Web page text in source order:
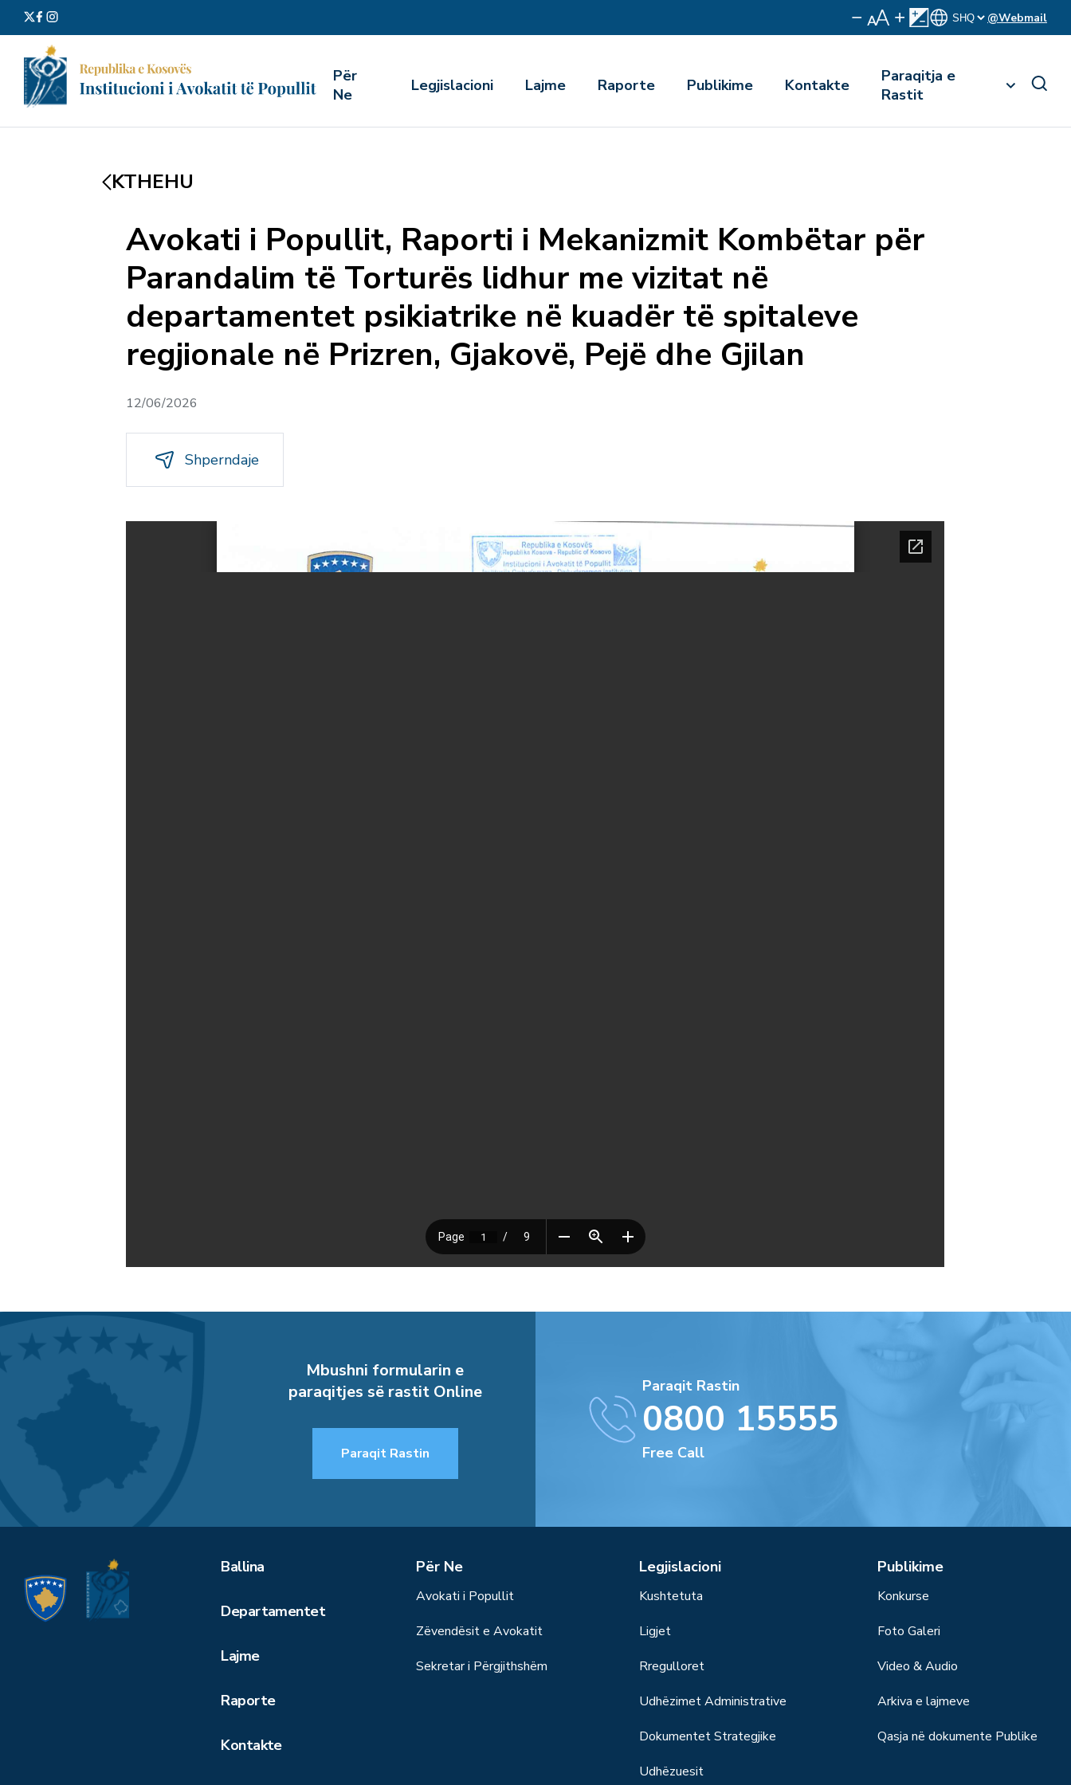
@Webmail
Për
Ne
Legjislacioni Lajme Raporte Publikime Kontakte
Paraqitja e
Rastit
KTHEHU
Avokati i Popullit, Raporti i Mekanizmit Kombëtar për
Parandalim të Torturës lidhur me vizitat në
departamentet psikiatrike në kuadër të spitaleve
regjionale në Prizren, Gjakovë, Pejë dhe Gjilan
12/06/2026
Shperndaje
Mbushni formularin e
paraqitjes së rastit Online
Paraqit Rastin
Paraqit Rastin
0800 15555
Free Call
Ballina
Departamentet
Lajme
Raporte
Kontakte
Për Ne
Avokati i Popullit
Zëvendësit e Avokatit
Sekretar i Përgjithshëm
Legjislacioni
Kushtetuta
Ligjet
Rregulloret
Udhëzimet Administrative
Dokumentet Strategjike
Udhëzuesit
Publikime
Konkurse
Foto Galeri
Video & Audio
Arkiva e lajmeve
Qasja në dokumente Publike